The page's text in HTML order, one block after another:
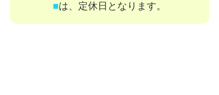
■は、定休日となります。